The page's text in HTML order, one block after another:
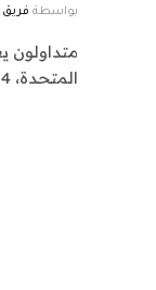
بواسطة فريق
المتحدة، 24 يونيو 2024. بريندان ماكديرميد | رويترزشهدت…